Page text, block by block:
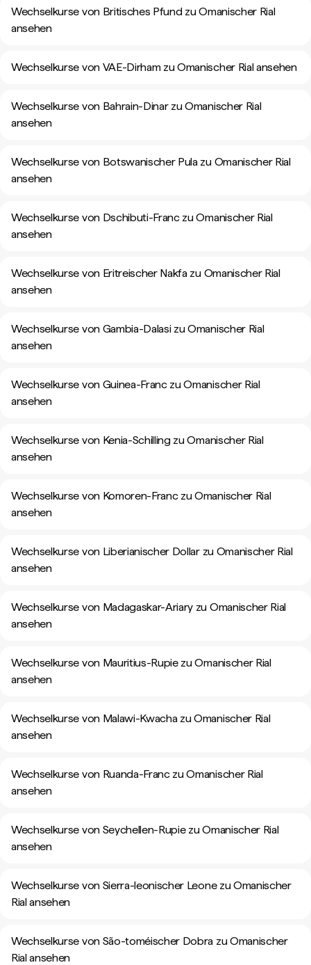
Wechselkurse von Britisches Pfund zu Omanischer Rial
ansehen
Wechselkurse von VAE-Dirham zu Omanischer Rial ansehen
Wechselkurse von Bahrain-Dinar zu Omanischer Rial
ansehen
Wechselkurse von Botswanischer Pula zu Omanischer Rial
ansehen
Wechselkurse von Dschibuti-Franc zu Omanischer Rial
ansehen
Wechselkurse von Eritreischer Nakfa zu Omanischer Rial
ansehen
Wechselkurse von Gambia-Dalasi zu Omanischer Rial
ansehen
Wechselkurse von Guinea-Franc zu Omanischer Rial
ansehen
Wechselkurse von Kenia-Schilling zu Omanischer Rial
ansehen
Wechselkurse von Komoren-Franc zu Omanischer Rial
ansehen
Wechselkurse von Liberianischer Dollar zu Omanischer Rial
ansehen
Wechselkurse von Madagaskar-Ariary zu Omanischer Rial
ansehen
Wechselkurse von Mauritius-Rupie zu Omanischer Rial
ansehen
Wechselkurse von Malawi-Kwacha zu Omanischer Rial
ansehen
Wechselkurse von Ruanda-Franc zu Omanischer Rial
ansehen
Wechselkurse von Seychellen-Rupie zu Omanischer Rial
ansehen
Wechselkurse von Sierra-leonischer Leone zu Omanischer
Rial ansehen
Wechselkurse von São-toméischer Dobra zu Omanischer
Rial ansehen